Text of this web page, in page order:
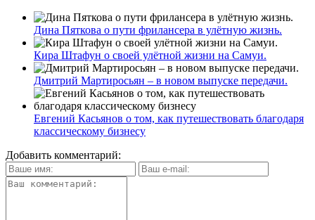
Дина Пяткова о пути фрилансера в улётную жизнь.
Кира Штафун о своей улётной жизни на Самуи.
Дмитрий Мартиросьян – в новом выпуске передачи.
Евгений Касьянов о том, как путешествовать благодаря
классическому бизнесу
Добавить комментарий: